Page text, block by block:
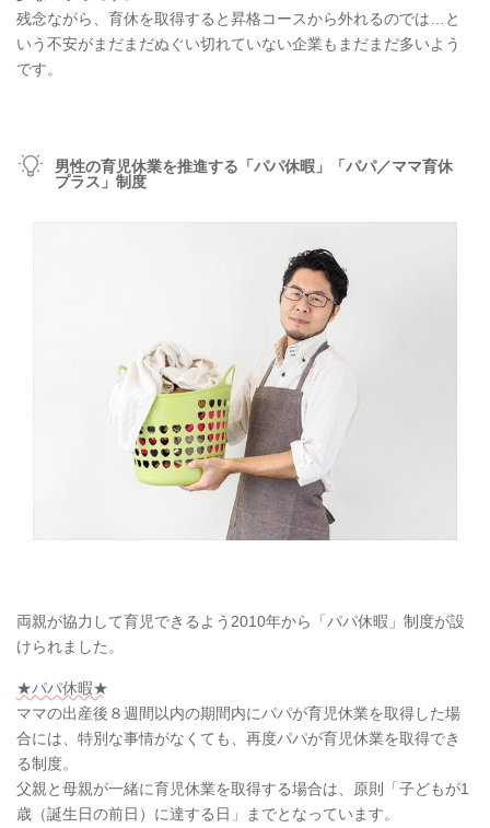
残念ながら、育休を取得すると昇格コースから外れるのでは…と
いう不安がまだまだぬぐい切れていない企業もまだまだ多いよう
です。
男性の育児休業を推進する「パパ休暇」「パパ／ママ育休
プラス」制度
両親が協力して育児できるよう2010年から「パパ休暇」制度が設
けられました。
★パパ休暇★
ママの出産後８週間以内の期間内にパパが育児休業を取得した場
合には、特別な事情がなくても、再度パパが育児休業を取得でき
る制度。
父親と母親が一緒に育児休業を取得する場合は、原則「子どもが1
歳（誕生日の前日）に達する日」までとなっています。